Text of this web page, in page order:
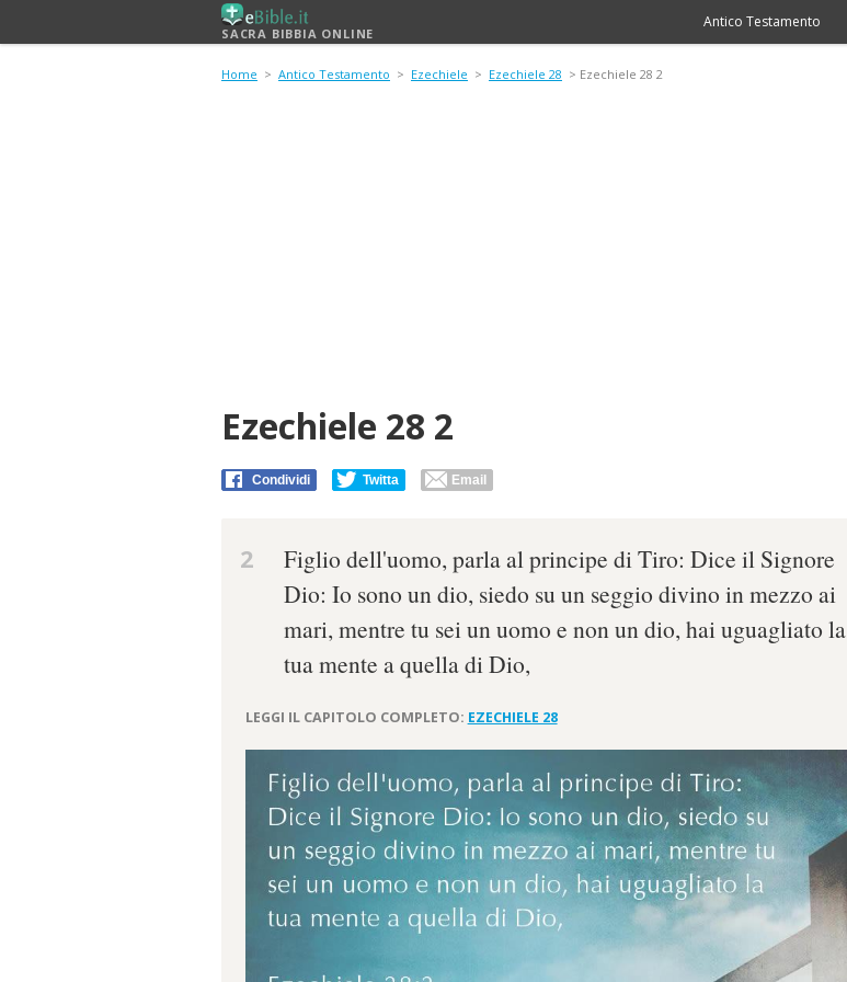
SACRA BIBBIA ONLINE
Antico Testamento
Home > Antico Testamento > Ezechiele > Ezechiele 28 > Ezechiele 28 2
Ezechiele 28 2
Condividi Twitta Email
2
Figlio dell'uomo, parla al principe di Tiro: Dice il Signore
Dio: Io sono un dio, siedo su un seggio divino in mezzo ai
mari, mentre tu sei un uomo e non un dio, hai uguagliato la
tua mente a quella di Dio,
LEGGI IL CAPITOLO COMPLETO: EZECHIELE 28